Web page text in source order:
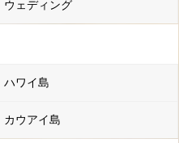
ウェディング
ハワイ島
カウアイ島